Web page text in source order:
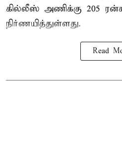
கில்லீஸ் அணிக்கு 205
நிர்ணயித்துள்ளது.
Read